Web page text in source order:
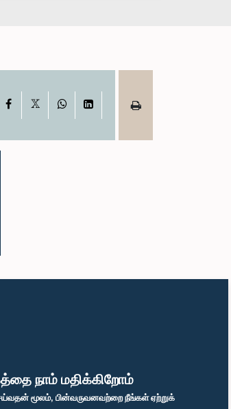
நாம் மதிக்கிறோம்
மூலம், பின்வருவனவற்றை நீங்கள் ஏற்றுக்
Facebook WhatsAppLinkedIn